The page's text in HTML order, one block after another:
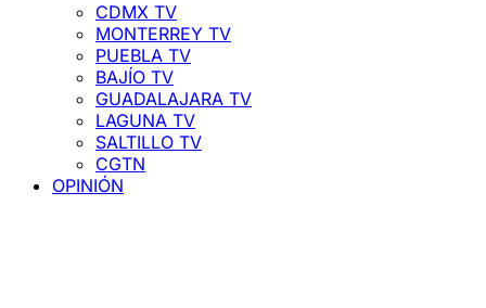
CDMX TV
MONTERREY TV
PUEBLA TV
BAJÍO TV
GUADALAJARA TV
LAGUNA TV
SALTILLO TV
CGTN
OPINIÓN